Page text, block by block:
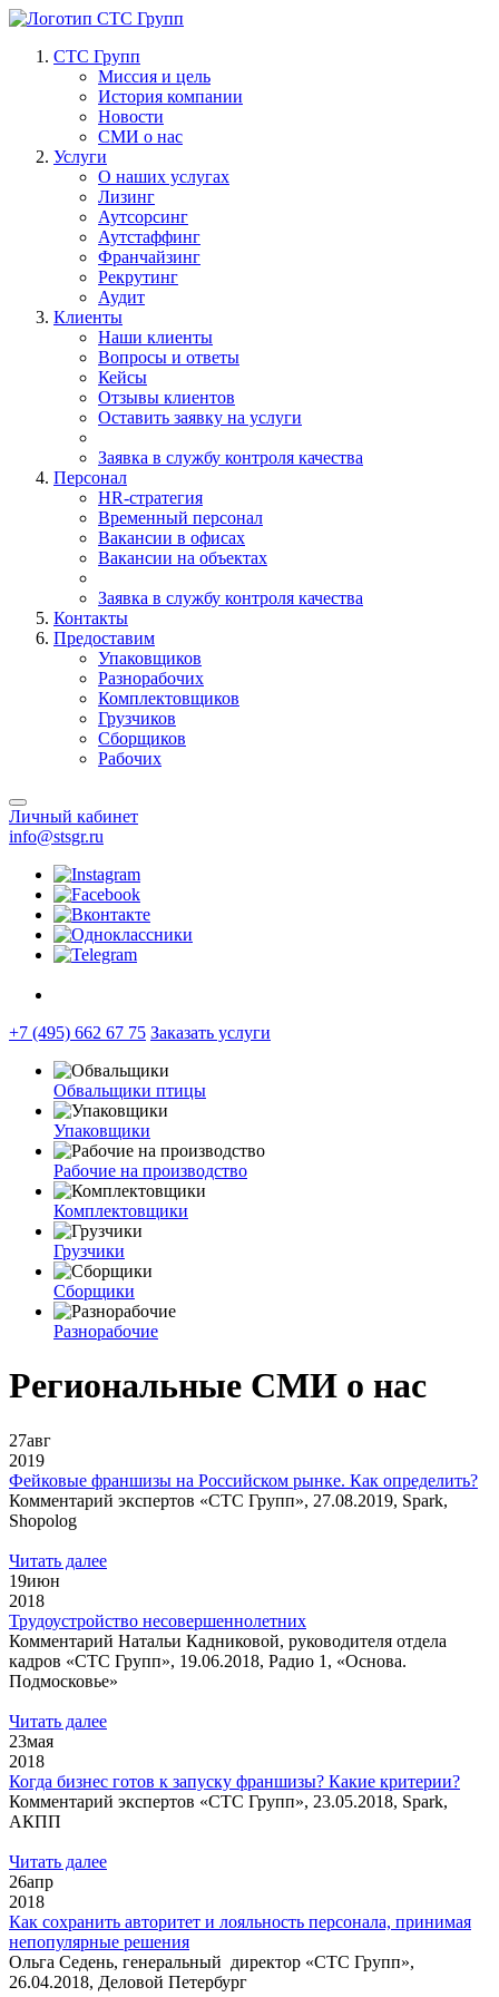
СТС Групп
Миссия и цель
История компании
Новости
СМИ о нас
Услуги
О наших услугах
Лизинг
Аутсорсинг
Аутстаффинг
Франчайзинг
Рекрутинг
Аудит
Клиенты
Наши клиенты
Вопросы и ответы
Кейсы
Отзывы клиентов
Оставить заявку на услуги
Заявка в службу контроля качества
Персонал
HR-стратегия
Временный персонал
Вакансии в офисах
Вакансии на объектах
Заявка в службу контроля качества
Контакты
Предоставим
Упаковщиков
Разнорабочих
Комплектовщиков
Грузчиков
Сборщиков
Рабочих
Личный кабинет
info@stsgr.ru
+7 (495) 662 67 75 Заказать услуги
Обвальщики птицы
Упаковщики
Рабочие на производство
Комплектовщики
Грузчики
Сборщики
Разнорабочие
Региональные СМИ о нас
27авг
2019
Фейковые франшизы на Российском рынке. Как определить?
Комментарий экспертов «СТС Групп», 27.08.2019, Spark,
Shopolog
Читать далее
19июн
2018
Трудоустройство несовершеннолетних
Комментарий Натальи Кадниковой, руководителя отдела
кадров «СТС Групп», 19.06.2018, Радио 1, «Основа.
Подмосковье»
Читать далее
23мая
2018
Когда бизнес готов к запуску франшизы? Какие критерии?
Комментарий экспертов «СТС Групп», 23.05.2018, Spark,
АКПП
Читать далее
26апр
2018
Как сохранить авторитет и лояльность персонала, принимая
непопулярные решения
Ольга Седень, генеральный директор «СТС Групп»,
26.04.2018, Деловой Петербург